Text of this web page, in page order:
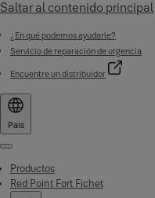
Saltar al contenido principal
¿En qué podemos ayudarle?
Servicio de reparación de urgencia
Encuentre un distribuidor
País
Menu
Productos
Red Point Fort Fichet